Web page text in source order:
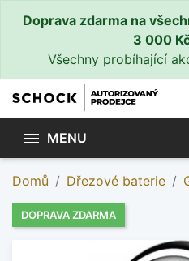
Doprava zdarma na
3 000
Všechny probíhající
 MENU
Domů Dřezové baterie
DOPRAVA ZDARMA